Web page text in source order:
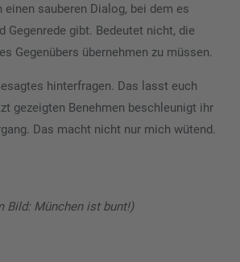
einen sauberen Dialog, bei dem es
Gegenrede gibt. Bedeutet nicht, die
Gegenübers übernehmen zu müssen.
hinterfragen. Das lasst euch
gezeigten Benehmen beschleunigt ihr
Das macht nicht nur mich wütend.
Bild: München ist bunt!)